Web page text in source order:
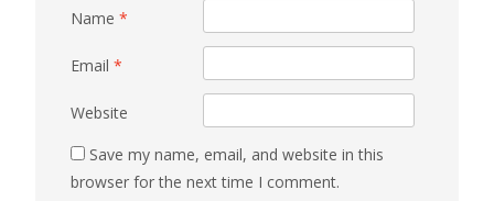
Name *
Email *
Website
Save my name, email, and website in this
browser for the next time I comment.